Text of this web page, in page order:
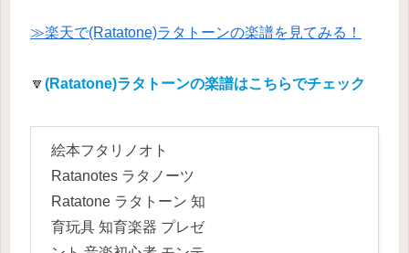
≫楽天で(Ratatone)ラタトーンの楽譜を見てみる！
🔽 (Ratatone)ラタトーンの楽譜はこちらでチェック
絵本フタリノオト
Ratanotes ラタノーツ
Ratatone ラタトーン 知
育玩具 知育楽器 プレゼ